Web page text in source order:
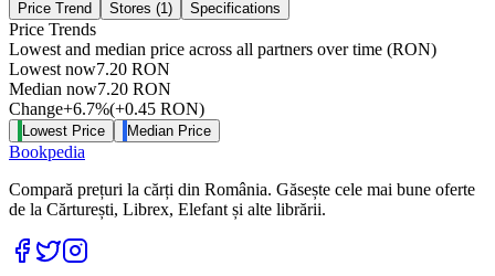
Price Trend Stores (1) Specifications
Price Trends
Lowest and median price across all partners over time (RON)
Lowest now7.20 RON
Median now7.20 RON
Change+6.7%(+0.45 RON)
Lowest Price Median Price
Bookpedia
Compară prețuri la cărți din România. Găsește cele mai bune oferte
de la Cărturești, Librex, Elefant și alte librării.
Facebook
Twitter